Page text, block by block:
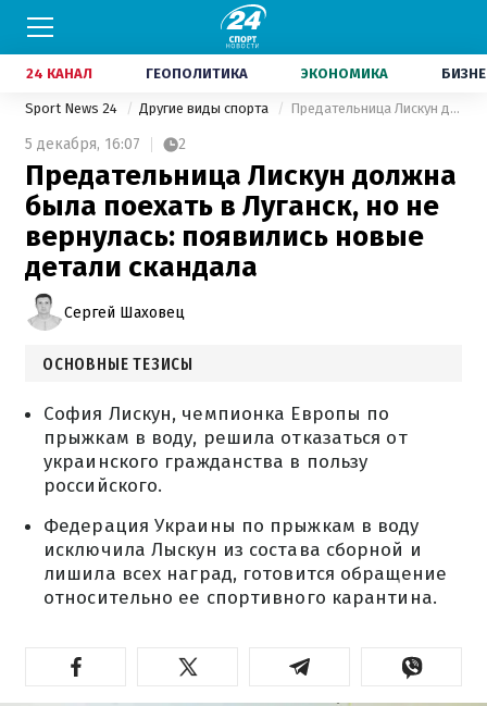
24 КАНАЛ ГЕОПОЛИТИКА ЭКОНОМИКА
Sport News 24 Другие виды спорта Предательница Лискун должна была поехать в Луганск, но не вернулась: появились новые детали скандала
5 декабря, 16:07 2
Предательница Лискун должна
была поехать в Луганск, но не
вернулась: появились новые
детали скандала
Сергей Шаховец
ОСНОВНЫЕ ТЕЗИСЫ
София Лискун, чемпионка Европы по
прыжкам в воду, решила отказаться от
украинского гражданства в пользу
российского.
Федерация Украины по прыжкам в воду
исключила Лыскун из состава сборной и
лишила всех наград, готовится обращение
относительно ее спортивного карантина.